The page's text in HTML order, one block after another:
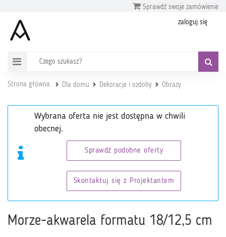
Sprawdź swoje zamówienie
zaloguj się
Strona główna Dla domu Dekoracje i ozdoby Obrazy
Wybrana oferta nie jest dostępna w chwili
obecnej.
Sprawdź podobne oferty
Skontaktuj się z Projektantem
Morze-akwarela formatu 18/12,5 cm